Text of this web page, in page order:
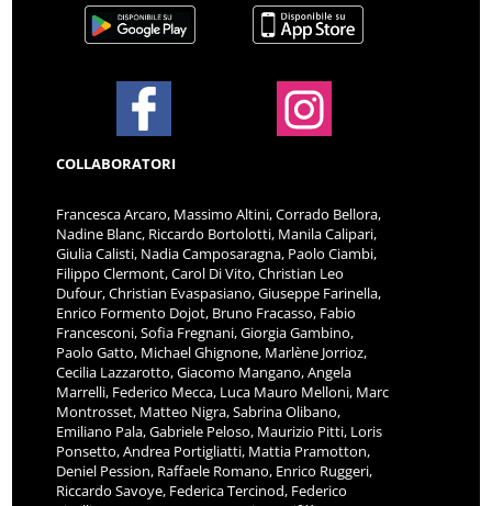
COLLABORATORI
Francesca Arcaro, Massimo Altini, Corrado Bellora,
Nadine Blanc, Riccardo Bortolotti, Manila Calipari,
Giulia Calisti, Nadia Camposaragna, Paolo Ciambi,
Filippo Clermont, Carol Di Vito, Christian Leo
Dufour, Christian Evaspasiano, Giuseppe Farinella,
Enrico Formento Dojot, Bruno Fracasso, Fabio
Francesconi, Sofia Fregnani, Giorgia Gambino,
Paolo Gatto, Michael Ghignone, Marlène Jorrioz,
Cecilia Lazzarotto, Giacomo Mangano, Angela
Marrelli, Federico Mecca, Luca Mauro Melloni, Marc
Montrosset, Matteo Nigra, Sabrina Olibano,
Emiliano Pala, Gabriele Peloso, Maurizio Pitti, Loris
Ponsetto, Andrea Portigliatti, Mattia Pramotton,
Deniel Pession, Raffaele Romano, Enrico Ruggeri,
Riccardo Savoye, Federica Tercinod, Federico